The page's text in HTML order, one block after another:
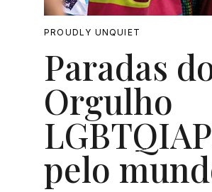
PROUDLY UNQUIET
Paradas
Orgulho
pelo